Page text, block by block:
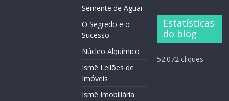
Semente de Aguai
O Segredo e o
Sucesso
Núcleo Alquímico
Ismê Leilões de
Imóveis
Ismê Imobiliária
Estatísticas
do blog
52.072 cliques